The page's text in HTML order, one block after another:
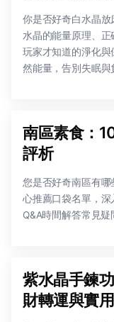
你是否好奇白水晶
水晶的能量原理、
玩家才知道的淨化
然能量，告別失眠與
南區素食：
評析
您是否好奇南區有
心推薦口袋名單，
Q&A時間解答常見
紫水晶手鍊
財轉運與實